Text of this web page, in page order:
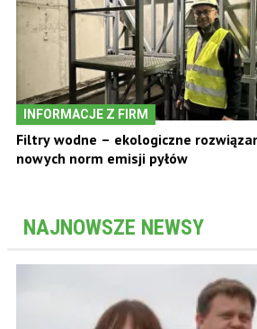
INFORMACJE Z FIRM
Filtry wodne – ekologiczne
nowych norm emisji pyłów
NAJNOWSZE NEWSY